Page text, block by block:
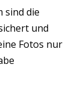
sind die
und
Fotos nur